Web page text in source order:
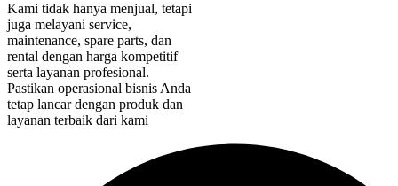
Kami tidak hanya menjual, tetapi
juga melayani service,
maintenance, spare parts, dan
rental dengan harga kompetitif
serta layanan profesional.
Pastikan operasional bisnis Anda
tetap lancar dengan produk dan
layanan terbaik dari kami